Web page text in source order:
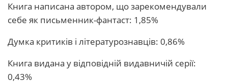
Книга написана автором, що зарекомендували
себе як письменник-фантаст: 1,85%
Думка критиків і літературознавців: 0,86%
Книга видана у відповідній видавничій серії:
0,43%